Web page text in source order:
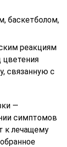
баскетболом,
реакциям
цветения
связанную с
—
симптомов
к лечащему